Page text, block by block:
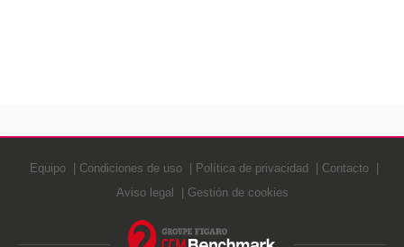
Equipo Condiciones de uso Política de privacidad
Contacto
Aviso legal
Gestión de cookies